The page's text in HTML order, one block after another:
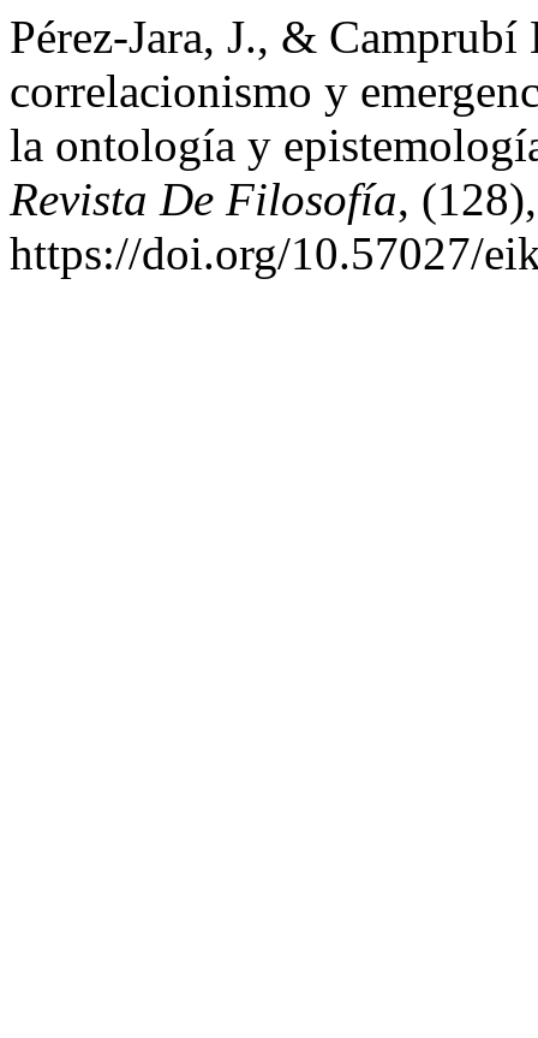
Pérez-Jara, J., &
correlacionismo y
la ontología y
Revista De Filosofía,
https://doi.org/10.57027/